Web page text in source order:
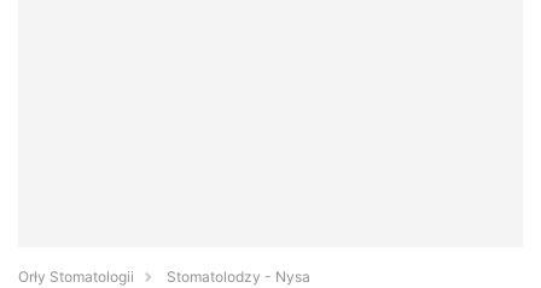
Orły Stomatologii
Stomatolodzy - Nysa